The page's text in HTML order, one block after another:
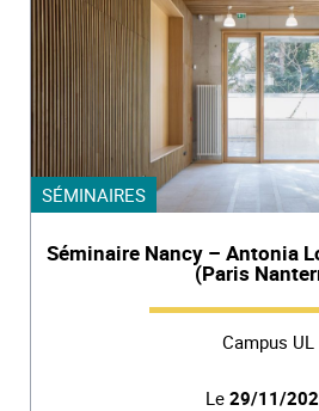
SÉMINAIRES
Séminaire Nancy – Antonia
(Paris
Campus UL
Le 29/11/